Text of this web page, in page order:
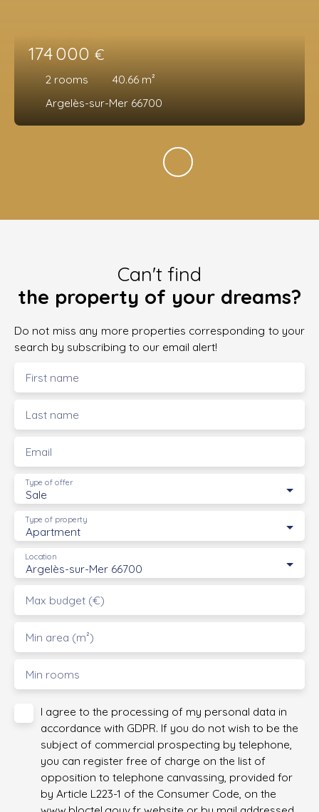
174 000 €
2 rooms 40.66 m²
Argelès-sur-Mer 66700
Can't find
the property of your dreams?
Do not miss any more properties corresponding to your
search by subscribing to our email alert!
First name
Last name
Email
Sale
Type of offer
Apartment
Type of property
Argelès-sur-Mer 66700
Location
Max budget (€)
Min area (m²)
Min rooms
I agree to the processing of my personal data in
accordance with GDPR. If you do not wish to be the
subject of commercial prospecting by telephone,
you can register free of charge on the list of
opposition to telephone canvassing, provided for
by Article L223-1 of the Consumer Code, on the